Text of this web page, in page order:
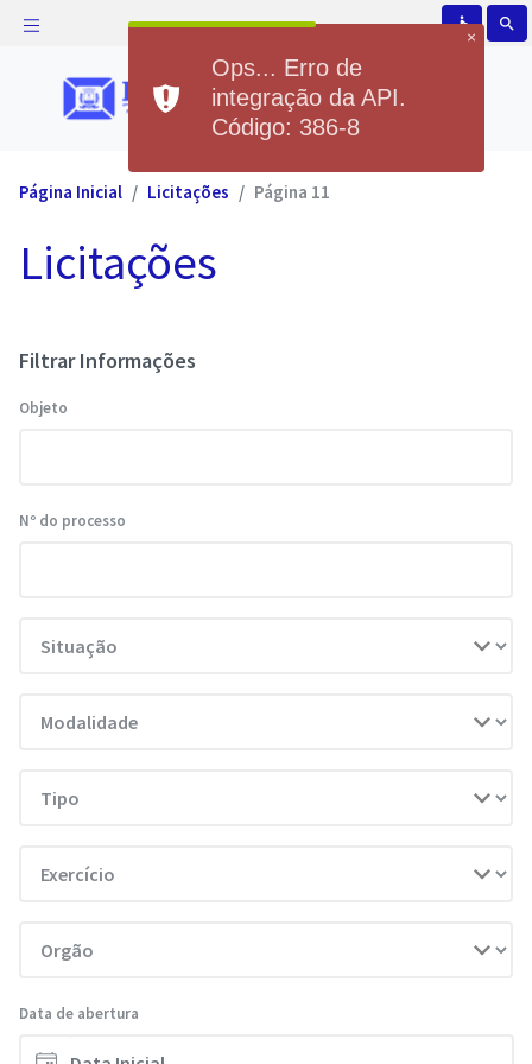
accessible search
Página Inicial Licitações Página 11
Licitações
Filtrar Informações
Objeto
Nº do processo
Data de abertura
×
Ops... Erro de
integração da API.
Código: 386-8